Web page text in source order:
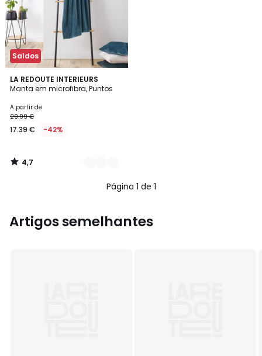
Saldos
LA REDOUTE INTERIEURS
Manta em microfibra, Puntos
A partir de
29.99 €
17.39 € -42%
4,7
/ 5
2
Cores
4,7
/
Página 1 de 1
Artigos semelhantes